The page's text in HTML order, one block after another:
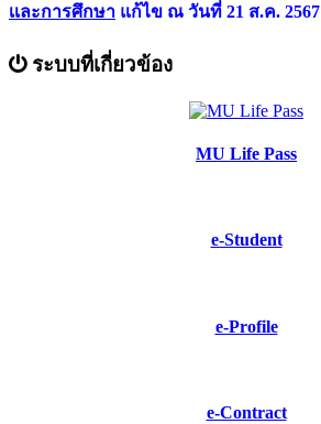
เเละการศึกษา แก้ไข ณ วันที่ 21 ส.ค. 2567
ระบบที่เกี่ยวข้อง
MU Life Pass
e-Student
e-Profile
e-Contract